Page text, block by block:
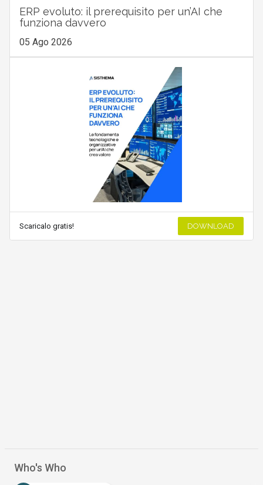
ERP evoluto: il prerequisito per un’AI che
funziona davvero
05 Ago 2026
Scaricalo gratis! DOWNLOAD
Who's Who